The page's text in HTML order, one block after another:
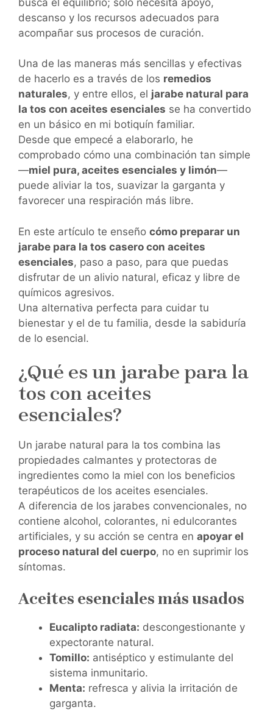
descanso y los recursos adecuados para
acompañar sus procesos de curación.
Una de las maneras más sencillas y efectivas
de hacerlo es a través de los remedios
naturales, y entre ellos, el jarabe natural para
la tos con aceites esenciales se ha convertido
en un básico en mi botiquín familiar.
Desde que empecé a elaborarlo, he
comprobado cómo una combinación tan simple
—miel pura, aceites esenciales y limón—
puede aliviar la tos, suavizar la garganta y
favorecer una respiración más libre.
En este artículo te enseño cómo preparar un
jarabe para la tos casero con aceites
esenciales, paso a paso, para que puedas
disfrutar de un alivio natural, eficaz y libre de
químicos agresivos.
Una alternativa perfecta para cuidar tu
bienestar y el de tu familia, desde la sabiduría
de lo esencial.
¿Qué es un jarabe para la
tos con aceites
esenciales?
Un jarabe natural para la tos combina las
propiedades calmantes y protectoras de
ingredientes como la miel con los beneficios
terapéuticos de los aceites esenciales.
A diferencia de los jarabes convencionales, no
contiene alcohol, colorantes, ni edulcorantes
artificiales, y su acción se centra en apoyar el
proceso natural del cuerpo, no en suprimir los
síntomas.
Aceites esenciales más usados
Eucalipto radiata: descongestionante y
expectorante natural.
Tomillo: antiséptico y estimulante del
sistema inmunitario.
Menta: refresca y alivia la irritación de
garganta.